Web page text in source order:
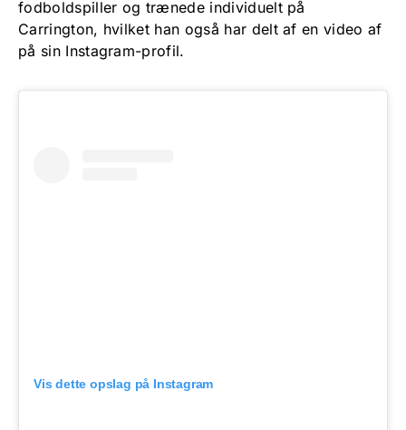
fodboldspiller og trænede individuelt på
Carrington, hvilket han også har delt af en video af
på sin Instagram-profil.
Vis dette opslag på Instagram